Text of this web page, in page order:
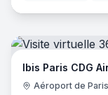
Ibis Paris CDG